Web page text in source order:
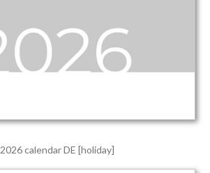
2026 calendar DE [holiday]